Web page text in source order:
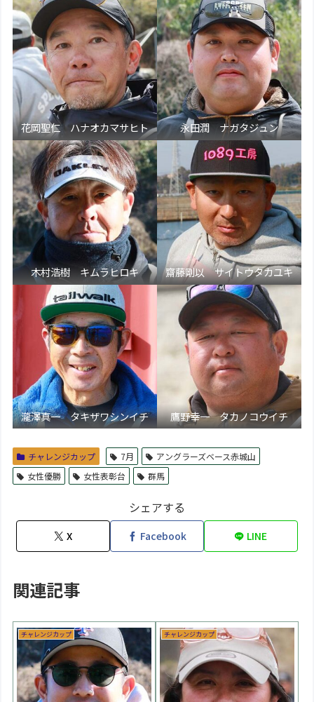
花岡聖仁 ハナオカマサヒト 永田潤 ナガタジュン
木村浩樹 キムラヒロキ 齋藤剛以 サイトウタカユキ
瀧澤真一 タキザワシンイチ 鷹野幸一 タカノコウイチ
チャレンジカップ 7月
アングラーズベース赤城山
女性優勝
女性表彰台 群馬
シェアする
X Facebook LINE
関連記事
チャレンジカップ チャレンジカップ